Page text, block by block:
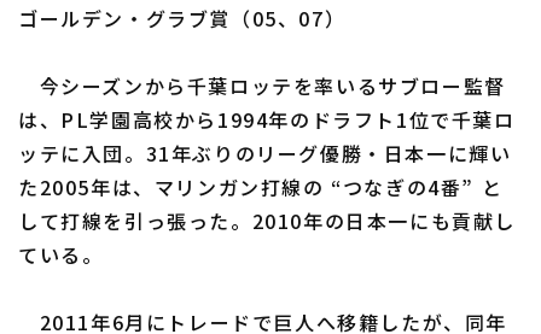
ゴールデン・グラブ賞（05、07）
今シーズンから千葉ロッテを率いるサブロー監督
は、PL学園高校から1994年のドラフト1位で千葉ロ
ッテに入団。31年ぶりのリーグ優勝・日本一に輝い
た2005年は、マリンガン打線の “つなぎの4番” と
して打線を引っ張った。2010年の日本一にも貢献し
ている。
2011年6月にトレードで巨人へ移籍したが、同年